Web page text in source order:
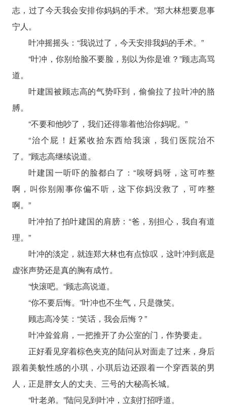
志，过了今天我会安排你妈妈的手术。”郑大林想要息事
宁人。
叶冲摇摇头：“我说过了，今天安排我妈的手术。”
“叶冲，你别给脸不要脸，别以为你是谁？”顾志高骂
道。
叶建国被顾志高的气势吓到，偷偷拉了拉叶冲的胳
膊。
“不要和他吵了，我们还得靠着他治你妈呢。”
“治个屁！赶紧收拾东西给我滚，我们医院治不
了。”顾志高继续说道。
叶建国一听吓的脸都白了：“唉呀妈呀，这可咋整
啊，叫你别闹事你偏不听，这下你妈没救了，可咋整
啊。”
叶冲拍了拍叶建国的肩膀：“爸，别担心，我自有道
理。”
叶冲的淡定，就连郑大林也有点惊叹，这叶冲到底是
虚张声势还是真的胸有成竹。
“快滚吧。“顾志高说道。
“你不要后悔。”叶冲也不生气，只是微笑。
顾志高冷笑：“笑话，我会后悔？”
叶冲耸耸肩，一把推开了办公室的门，作势要走。
正好看见穿着棕色夹克的陆问从对面走了过来，身后
跟着美貌性感的小琪，小琪后边还跟着一个穿西装的男
人，正是胖女人的丈夫、三号的大秘高长城。
“叶老弟。”陆问见到叶冲，立刻打招呼道。